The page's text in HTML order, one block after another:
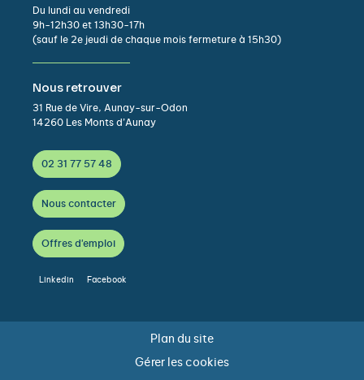
Du lundi au vendredi
9h-12h30 et 13h30-17h
(sauf le 2e jeudi de chaque mois fermeture à 15h30)
Nous retrouver
31 Rue de Vire, Aunay-sur-Odon
14260 Les Monts d’Aunay
02 31 77 57 48
Nous contacter
Offres d'emploi
Linkedin Facebook
Plan du site
Gérer les cookies